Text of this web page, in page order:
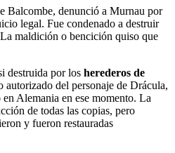
Balcombe, denunció a Murnau por
legal. Fue condenado a destruir
maldición o bencición quiso que
destruida por los herederos de
autorizado del personaje de Drácula,
Alemania en ese momento. La
de todas las copias, pero
y fueron restauradas